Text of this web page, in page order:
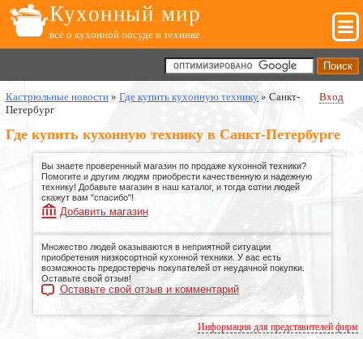
Кухонный мир
всё о кухонной посуде и технике
Кастрюльные новости » Где купить кухонную технику » Санкт-
Петербург
Вход
Где купить кухонную технику в Санкт-Петербурге
Вы знаете проверенный магазин по продаже кухонной техники?
Помогите и другим людям приобрести качественную и надежную
технику! Добавьте магазин в наш каталог, и тогда сотни людей
скажут вам "спасибо"!
Добавить магазин
Множество людей оказываются в неприятной ситуации
приобретения низкосортной кухонной техники. У вас есть
возможность предостеречь покупателей от неудачной покупки.
Оставьте свой отзыв!
Оставьте свой отзыв и комментарий
Информация для представителей фирм